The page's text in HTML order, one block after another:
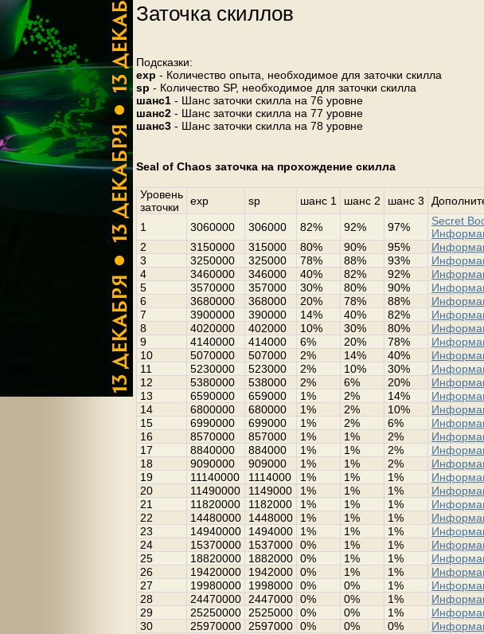
Заточка скиллов
Подсказки:
exp - Количество опыта, необходимое для заточки скилла
sp - Количество SP, необходимое для заточки скилла
шанс1 - Шанс заточки скилла на 76 уровне
шанс2 - Шанс заточки скилла на 77 уровне
шанс3 - Шанс заточки скилла на 78 уровне
Seal of Chaos заточка на прохождение скилла
Уровень
заточки
exp sp шанс 1 шанс 2 шанс 3
1 3060000 306000 82% 92% 97%
Secret
2
3150000 315000 80% 90% 95%
3
3250000 325000 78% 88% 93%
4
3460000 346000 40% 82% 92%
5
3570000 357000 30% 80% 90%
6
3680000 368000 20% 78% 88%
7
3900000 390000 14% 40% 82%
8
4020000 402000 10% 30% 80%
9
4140000 414000 6% 20% 78%
10
5070000 507000 2% 14% 40%
11
5230000 523000 2% 10% 30%
12
5380000 538000 2% 6% 20%
13
6590000 659000 1% 2% 14%
14
6800000 680000 1% 2% 10%
15
6990000 699000 1% 2% 6%
16
8570000 857000 1% 1% 2%
17
8840000 884000 1% 1% 2%
18
9090000 909000 1% 1% 2%
19
11140000 1114000 1% 1% 1%
20
11490000 1149000 1% 1% 1%
21
11820000 1182000 1% 1% 1%
22
14480000 1448000 1% 1% 1%
23
14940000 1494000 1% 1% 1%
24
15370000 1537000 0% 1% 1%
25
18820000 1882000 0% 1% 1%
26
19420000 1942000 0% 1% 1%
27
19980000 1998000 0% 0% 1%
28
24470000 2447000 0% 0% 1%
29
25250000 2525000 0% 0% 1%
30
25970000 2597000 0% 0% 0%